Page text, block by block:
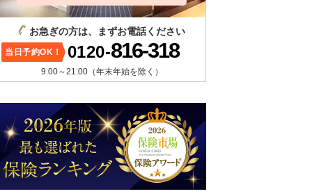
お急ぎの方は、まずお電話ください
当日予約OK！ 0120-816-318
9:00～21:00（年末年始を除く）